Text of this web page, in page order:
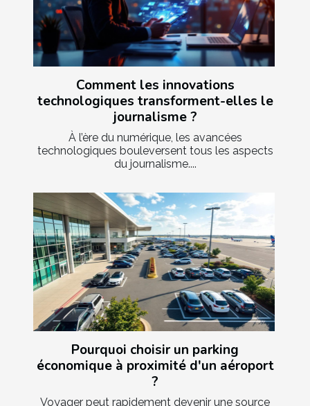
Comment les innovations
technologiques transforment-elles le
journalisme ?
À l’ère du numérique, les avancées
technologiques bouleversent tous les aspects
du journalisme....
Pourquoi choisir un parking
économique à proximité d'un aéroport
?
Voyager peut rapidement devenir une source